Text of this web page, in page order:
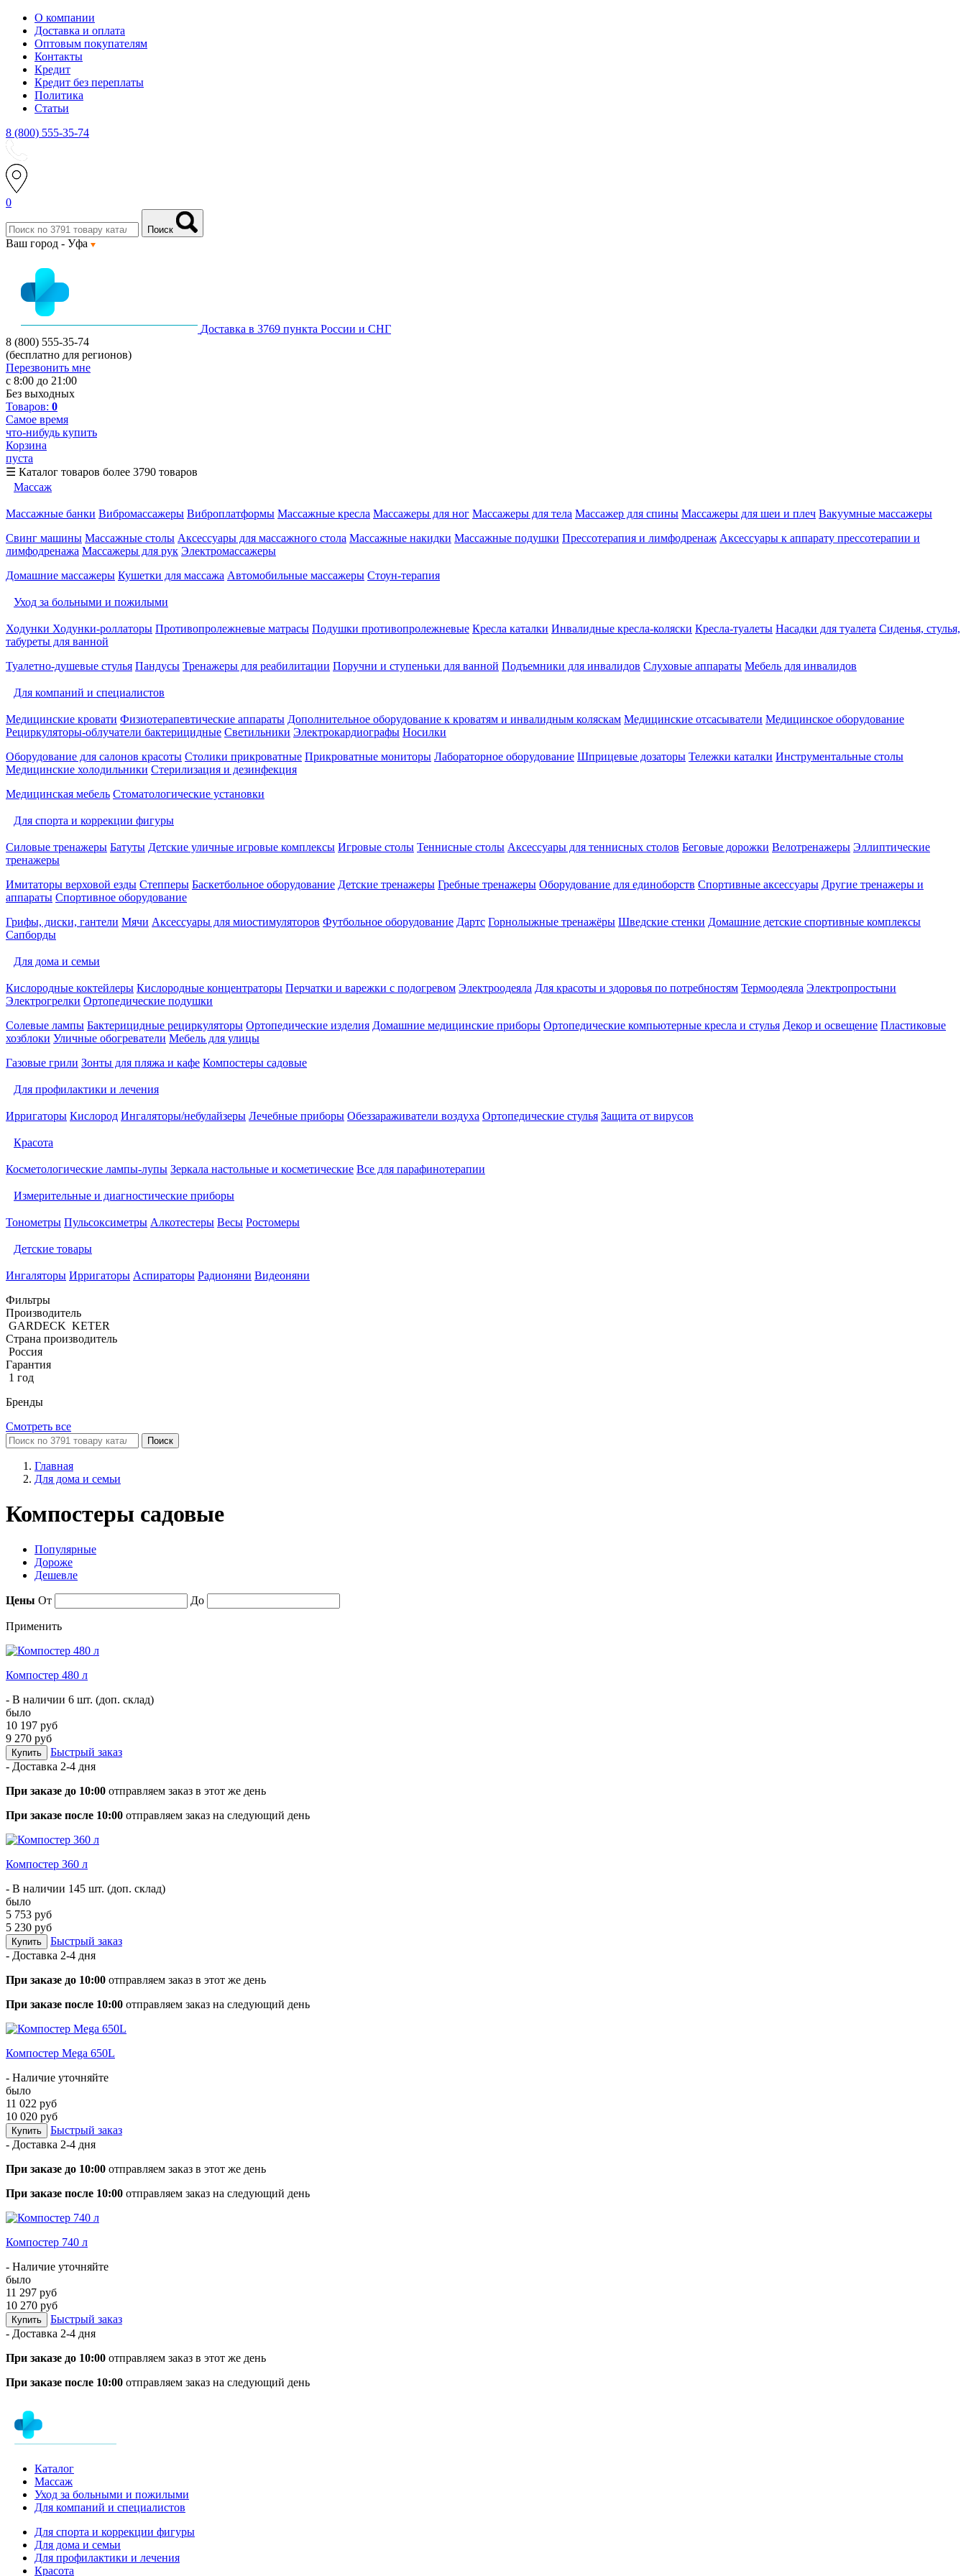
О компании
Доставка и оплата
Оптовым покупателям
Контакты
Кредит
Кредит без переплаты
Политика
Статьи
8 (800) 555-35-74
0
Поиск
Ваш город - Уфа
Доставка в 3769 пункта России и СНГ
8 (800) 555-35-74
(бесплатно для регионов)
Перезвонить мне
с 8:00 до 21:00
Без выходных
Товаров: 0
Самое время
что-нибудь купить
Корзина
пуста
☰ Каталог товаров более 3790 товаров
Массаж
Массажные банки Вибромассажеры Виброплатформы Массажные кресла Массажеры для ног Массажеры для тела Массажер для спины Массажеры для шеи и плеч Вакуумные массажеры
Свинг машины Массажные столы Аксессуары для массажного стола Массажные накидки Массажные подушки Прессотерапия и лимфодренаж Аксессуары к аппарату прессотерапии и
лимфодренажа Массажеры для рук Электромассажеры
Домашние массажеры Кушетки для массажа Автомобильные массажеры Стоун-терапия
Уход за больными и пожилыми
Ходунки Ходунки-роллаторы Противопролежневые матрасы Подушки противопролежневые Кресла каталки Инвалидные кресла-коляски Кресла-туалеты Насадки для туалета Сиденья, стулья,
табуреты для ванной
Туалетно-душевые стулья Пандусы Тренажеры для реабилитации Поручни и ступеньки для ванной Подъемники для инвалидов Слуховые аппараты Мебель для инвалидов
Для компаний и специалистов
Медицинские кровати Физиотерапевтические аппараты Дополнительное оборудование к кроватям и инвалидным коляскам Медицинские отсасыватели Медицинское оборудование
Рециркуляторы-облучатели бактерицидные Светильники Электрокардиографы Носилки
Оборудование для салонов красоты Столики прикроватные Прикроватные мониторы Лабораторное оборудование Шприцевые дозаторы Тележки каталки Инструментальные столы
Медицинские холодильники Стерилизация и дезинфекция
Медицинская мебель Стоматологические установки
Для спорта и коррекции фигуры
Силовые тренажеры Батуты Детские уличные игровые комплексы Игровые столы Теннисные столы Аксессуары для теннисных столов Беговые дорожки Велотренажеры Эллиптические
тренажеры
Имитаторы верховой езды Степперы Баскетбольное оборудование Детские тренажеры Гребные тренажеры Оборудование для единоборств Спортивные аксессуары Другие тренажеры и
аппараты Спортивное оборудование
Грифы, диски, гантели Мячи Аксессуары для миостимуляторов Футбольное оборудование Дартс Горнолыжные тренажёры Шведские стенки Домашние детские спортивные комплексы
Сапборды
Для дома и семьи
Кислородные коктейлеры Кислородные концентраторы Перчатки и варежки с подогревом Электроодеяла Для красоты и здоровья по потребностям Термоодеяла Электропростыни
Электрогрелки Ортопедические подушки
Солевые лампы Бактерицидные рециркуляторы Ортопедические изделия Домашние медицинские приборы Ортопедические компьютерные кресла и стулья Декор и освещение Пластиковые
хозблоки Уличные обогреватели Мебель для улицы
Газовые грили Зонты для пляжа и кафе Компостеры садовые
Для профилактики и лечения
Ирригаторы Кислород Ингаляторы/небулайзеры Лечебные приборы Обеззараживатели воздуха Ортопедические стулья Защита от вирусов
Красота
Косметологические лампы-лупы Зеркала настольные и косметические Все для парафинотерапии
Измерительные и диагностические приборы
Тонометры Пульсоксиметры Алкотестеры Весы Ростомеры
Детские товары
Ингаляторы Ирригаторы Аспираторы Радионяни Видеоняни
Фильтры
Производитель
GARDECK KETER
Страна производитель
Россия
Гарантия
1 год
Бренды
Смотреть все
Поиск
Главная
Для дома и семьи
Компостеры садовые
Популярные
Дороже
Дешевле
Цены От До
Применить
Компостер 480 л
- В наличии 6 шт. (доп. склад)
было
10 197 руб
9 270 руб
Купить
Быстрый заказ
- Доставка 2-4 дня
При заказе до 10:00 отправляем заказ в этот же день
При заказе после 10:00 отправляем заказ на следующий день
Компостер 360 л
- В наличии 145 шт. (доп. склад)
было
5 753 руб
5 230 руб
Купить
Быстрый заказ
- Доставка 2-4 дня
При заказе до 10:00 отправляем заказ в этот же день
При заказе после 10:00 отправляем заказ на следующий день
Компостер Mega 650L
- Наличие уточняйте
было
11 022 руб
10 020 руб
Купить
Быстрый заказ
- Доставка 2-4 дня
При заказе до 10:00 отправляем заказ в этот же день
При заказе после 10:00 отправляем заказ на следующий день
Компостер 740 л
- Наличие уточняйте
было
11 297 руб
10 270 руб
Купить
Быстрый заказ
- Доставка 2-4 дня
При заказе до 10:00 отправляем заказ в этот же день
При заказе после 10:00 отправляем заказ на следующий день
Каталог
Массаж
Уход за больными и пожилыми
Для компаний и специалистов
Для спорта и коррекции фигуры
Для дома и семьи
Для профилактики и лечения
Красота